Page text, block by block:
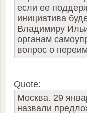
если ее
инициатива
Владимиру
органам
вопрос о
Quote:
Москва. 29
назвали